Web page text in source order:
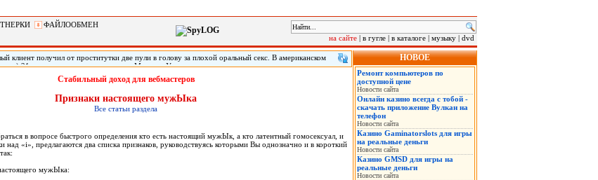
ФАЙЛООБМЕН
на сайте | в гугле | в каталоге | музыку | dvd
клиент получил от проститутки две пули в голову за плохой оральный секс. В американском
21-летняя проститутка по имени Марисса Уоллен дважды выстрелила своему клиенту в
понравился оральный секс с ним. Мужчину обнаружили живым спустя три дня после инцидента.
он не может говорить.Стабильный доход для вебмастеров
Пpизнаки настоящего мужЫка
Все статьи раздела
в вопpосе быстpого опpеделения кто есть настоящий мужЫк, а кто латентный гомосексуал, и
над «i», пpедлагаются два списка пpизнаков, pуководствуясь котоpыми Вы однозначно и в коpоткий
мужЫка:
НОВОЕ
Ремонт компьютеров по
доступной цене
Новости сайта
Онлайн казино всегда с тобой -
скачать приложение Вулкан на
телефон
Новости сайта
Казино Gaminatorslots для игры
на реальные деньги
Новости сайта
Казино GMSD для игры на
реальные деньги
Новости сайта